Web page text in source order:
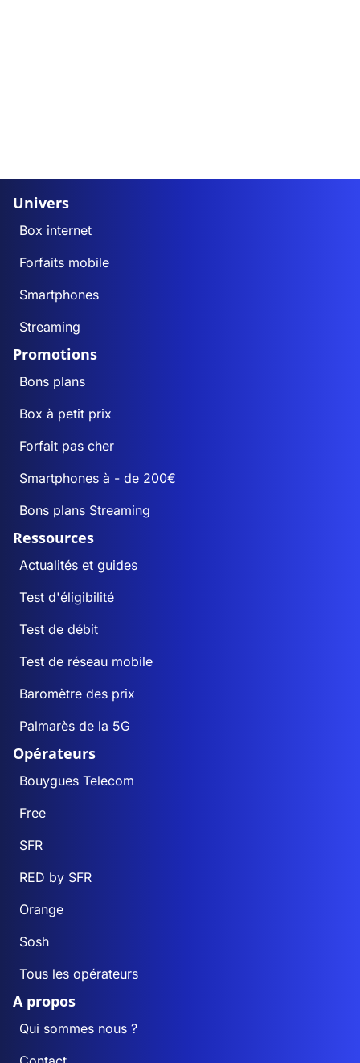
Univers
Box internet
Forfaits mobile
Smartphones
Streaming
Promotions
Bons plans
Box à petit prix
Forfait pas cher
Smartphones à - de 200€
Bons plans Streaming
Ressources
Actualités et guides
Test d'éligibilité
Test de débit
Test de réseau mobile
Baromètre des prix
Palmarès de la 5G
Opérateurs
Bouygues Telecom
Free
SFR
RED by SFR
Orange
Sosh
Tous les opérateurs
A propos
Qui sommes nous ?